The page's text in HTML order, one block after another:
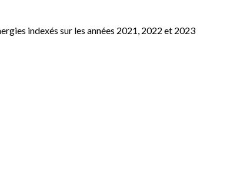
indexés sur les années 2021, 2022 et 2023